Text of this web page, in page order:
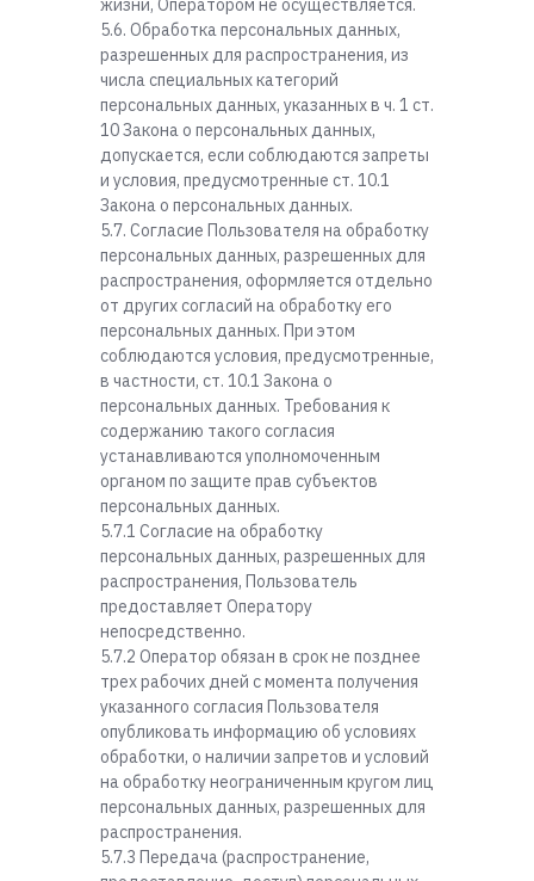
жизни, Оператором не осуществляется.
5.6. Обработка персональных данных,
разрешенных для распространения, из
числа специальных категорий
персональных данных, указанных в ч. 1 ст.
10 Закона о персональных данных,
допускается, если соблюдаются запреты
и условия, предусмотренные ст. 10.1
Закона о персональных данных.
5.7. Согласие Пользователя на обработку
персональных данных, разрешенных для
распространения, оформляется отдельно
от других согласий на обработку его
персональных данных. При этом
соблюдаются условия, предусмотренные,
в частности, ст. 10.1 Закона о
персональных данных. Требования к
содержанию такого согласия
устанавливаются уполномоченным
органом по защите прав субъектов
персональных данных.
5.7.1 Согласие на обработку
персональных данных, разрешенных для
распространения, Пользователь
предоставляет Оператору
непосредственно.
5.7.2 Оператор обязан в срок не позднее
трех рабочих дней с момента получения
указанного согласия Пользователя
опубликовать информацию об условиях
обработки, о наличии запретов и условий
на обработку неограниченным кругом лиц
персональных данных, разрешенных для
распространения.
5.7.3 Передача (распространение,